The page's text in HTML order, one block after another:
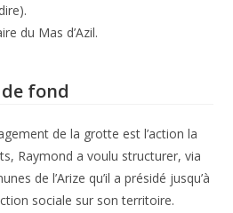
du Mas d’Azil.
fond
de la grotte est l’action la
Raymond a voulu structurer, via
de l’Arize qu’il a présidé jusqu’à
sociale sur son territoire.